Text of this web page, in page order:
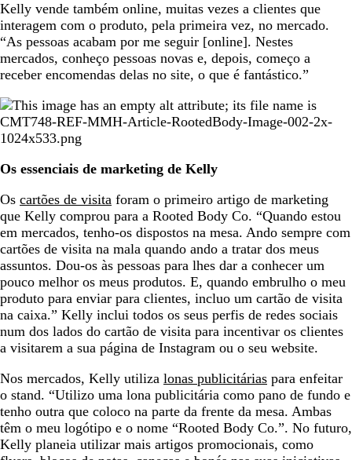
Kelly vende também online, muitas vezes a clientes que
interagem com o produto, pela primeira vez, no mercado.
“As pessoas acabam por me seguir [online]. Nestes
mercados, conheço pessoas novas e, depois, começo a
receber encomendas delas no site, o que é fantástico.”
Os essenciais de marketing de Kelly
Os cartões de visita foram o primeiro artigo de marketing
que Kelly comprou para a Rooted Body Co. “Quando estou
em mercados, tenho-os dispostos na mesa. Ando sempre com
cartões de visita na mala quando ando a tratar dos meus
assuntos. Dou-os às pessoas para lhes dar a conhecer um
pouco melhor os meus produtos. E, quando embrulho o meu
produto para enviar para clientes, incluo um cartão de visita
na caixa.” Kelly inclui todos os seus perfis de redes sociais
num dos lados do cartão de visita para incentivar os clientes
a visitarem a sua página de Instagram ou o seu website.
Nos mercados, Kelly utiliza lonas publicitárias para enfeitar
o stand. “Utilizo uma lona publicitária como pano de fundo e
tenho outra que coloco na parte da frente da mesa. Ambas
têm o meu logótipo e o nome “Rooted Body Co.”. No futuro,
Kelly planeia utilizar mais artigos promocionais, como